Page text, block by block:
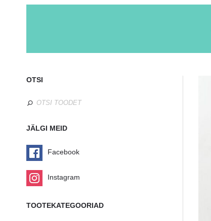
OTSI
JÄLGI MEID
Facebook
Instagram
TOOTEKATEGOORIAD